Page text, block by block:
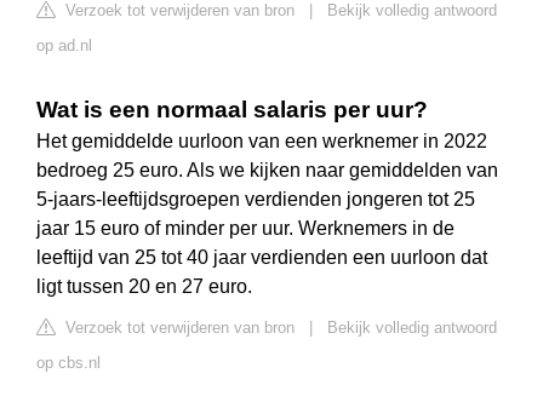
Verzoek tot verwijderen van bron
Bekijk volledig antwoord
op ad.nl
Wat is een normaal salaris per uur?
Het gemiddelde uurloon van een werknemer in 2022
bedroeg 25 euro. Als we kijken naar gemiddelden van
5-jaars-leeftijdsgroepen verdienden jongeren tot 25
jaar 15 euro of minder per uur. Werknemers in de
leeftijd van 25 tot 40 jaar verdienden een uurloon dat
ligt tussen 20 en 27 euro.
Verzoek tot verwijderen van bron
Bekijk volledig antwoord
op cbs.nl